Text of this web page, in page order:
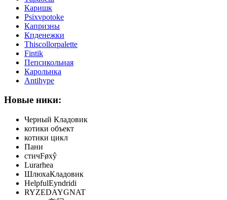
Каришк
Psixvpotoke
Капризны
Кпденежки
Thiscollorpalette
Fintik
Пепсикольная
Карольнка
Antihype
Новые ники:
Черный Кладовик
котики объект
котики цикл
Пани
стичFøxŷ
Lurarhea
ШлюхаКладовик
HelpfulEyndridi
RYZEDAYGNAT